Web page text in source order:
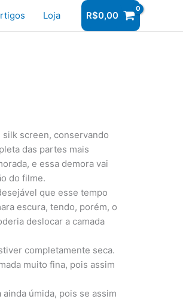
Loja R$0,00
screen, conservando
das partes mais
e essa demora vai
do filme.
que esse tempo
escura, tendo, porém, o
deslocar a camada
completamente seca.
muito fina, pois assim
úmida, pois se assim